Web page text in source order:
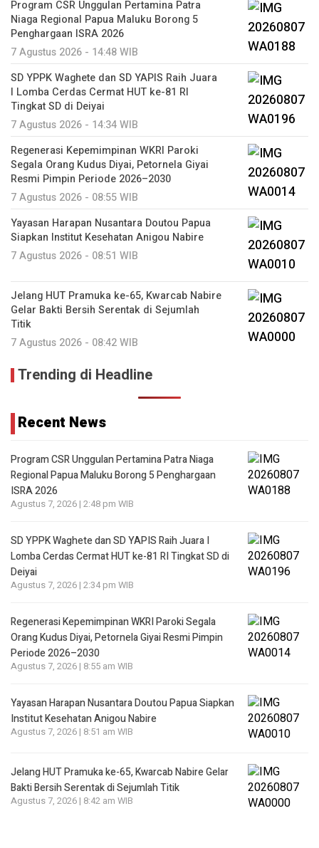
Program CSR Unggulan Pertamina Patra
Niaga Regional Papua Maluku Borong 5
Penghargaan ISRA 2026
7 Agustus 2026 - 14:48 WIB
SD YPPK Waghete dan SD YAPIS Raih Juara
I Lomba Cerdas Cermat HUT ke-81 RI
Tingkat SD di Deiyai
7 Agustus 2026 - 14:34 WIB
Regenerasi Kepemimpinan WKRI Paroki
Segala Orang Kudus Diyai, Petornela Giyai
Resmi Pimpin Periode 2026–2030
7 Agustus 2026 - 08:55 WIB
Yayasan Harapan Nusantara Doutou Papua
Siapkan Institut Kesehatan Anigou Nabire
7 Agustus 2026 - 08:51 WIB
Jelang HUT Pramuka ke-65, Kwarcab Nabire
Gelar Bakti Bersih Serentak di Sejumlah
Titik
7 Agustus 2026 - 08:42 WIB
Trending di Headline
Recent News
Program CSR Unggulan Pertamina Patra Niaga
Regional Papua Maluku Borong 5 Penghargaan
ISRA 2026
Agustus 7, 2026 | 2:48 pm WIB
SD YPPK Waghete dan SD YAPIS Raih Juara I
Lomba Cerdas Cermat HUT ke-81 RI Tingkat SD di
Deiyai
Agustus 7, 2026 | 2:34 pm WIB
Regenerasi Kepemimpinan WKRI Paroki Segala
Orang Kudus Diyai, Petornela Giyai Resmi Pimpin
Periode 2026–2030
Agustus 7, 2026 | 8:55 am WIB
Yayasan Harapan Nusantara Doutou Papua Siapkan
Institut Kesehatan Anigou Nabire
Agustus 7, 2026 | 8:51 am WIB
Jelang HUT Pramuka ke-65, Kwarcab Nabire Gelar
Bakti Bersih Serentak di Sejumlah Titik
Agustus 7, 2026 | 8:42 am WIB